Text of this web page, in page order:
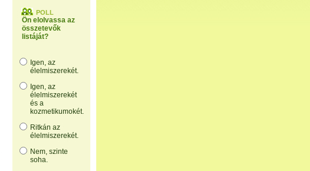
POLL
Ön elolvassa az
összetevők
listáját?
Igen, az
élelmiszerekét.
Igen, az
élelmiszerekét
és a
kozmetikumokét.
Ritkán az
élelmiszerekét.
Nem, szinte
soha.